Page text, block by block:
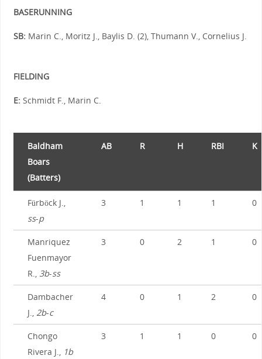
BASERUNNING
SB:Marin C., Moritz J., Baylis D. (2), Thumann V., Cornelius J.
FIELDING
E:Schmidt F., Marin C.
Baldham
Boars
(Batters)
AB R H RBI K
Fürböck J.,
ss-p
3 1 1 1 0
Manriquez
Fuenmayor
R., 3b-ss
3 0 2 1 0
Dambacher
J., 2b-c
4 0 1 2 0
Chongo
Rivera J.,
1b
3 1 1 0 0